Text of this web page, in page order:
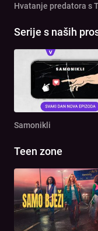
Hvatanje predatora s
Serije s naših
Samonikli
Teen zone